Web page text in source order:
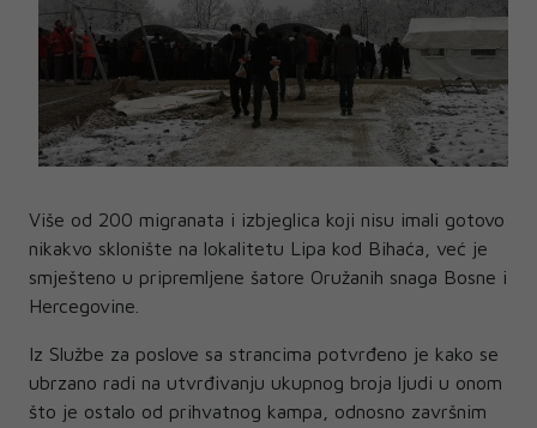
Više od 200 migranata i izbjeglica koji nisu imali gotovo
nikakvo sklonište na lokalitetu Lipa kod Bihaća, već je
smješteno u pripremljene šatore Oružanih snaga Bosne i
Hercegovine.
Iz Službe za poslove sa strancima potvrđeno je kako se
ubrzano radi na utvrđivanju ukupnog broja ljudi u onom
što je ostalo od prihvatnog kampa, odnosno završnim